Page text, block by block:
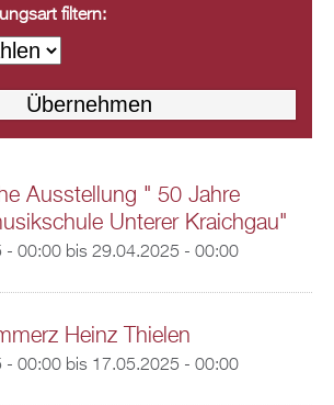
filtern:
Ausstellung " 50 Jahre
Unterer Kraichgau"
- 00:00bis 29.04.2025 - 00:00
Heinz Thielen
- 00:00bis 17.05.2025 - 00:00